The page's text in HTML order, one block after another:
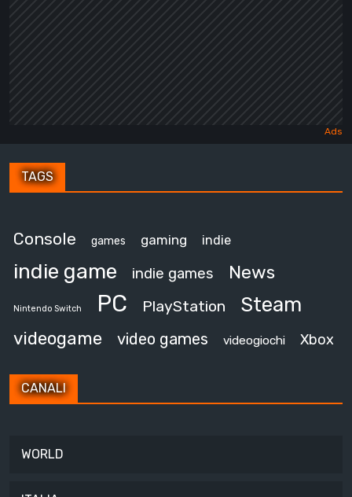
TAGS
Console games gaming indie
indie game indie games News
Nintendo Switch PC PlayStation Steam
videogame video games videogiochi Xbox
CANALI
WORLD